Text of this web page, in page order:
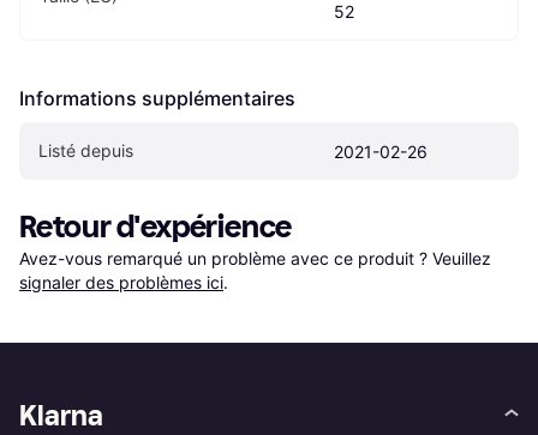
52
Informations supplémentaires
Listé depuis 2021-02-26
Retour d'expérience
Avez-vous remarqué un problème avec ce produit ? Veuillez
signaler des problèmes ici.
Klarna